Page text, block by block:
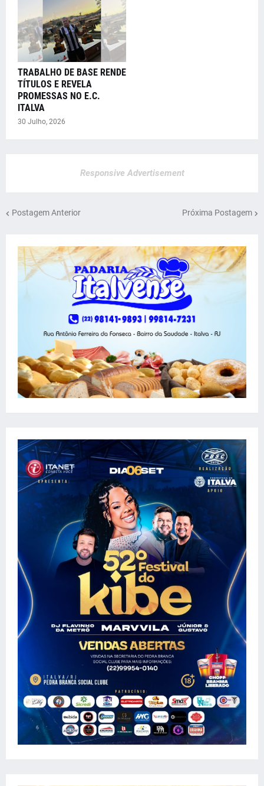
TRABALHO DE BASE RENDE
TÍTULOS E REVELA
PROMESSAS NO E.C.
ITALVA
30 Julho, 2026
Responsive Advertisement
Postagem Anterior Próxima Postagem